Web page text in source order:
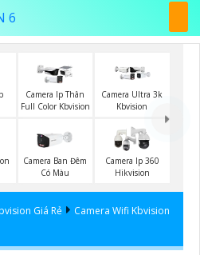
6
Camera Ip Thân
Full Color Kbvision
Camera Ultra 3k
Kbvision
Camera Ban Đêm
Có Màu
Camera Ip 360
Hikvision
Giá Rẻ
Camera Wifi Kbvision